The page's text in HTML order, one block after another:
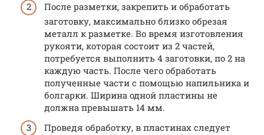
После разметки, закрепить и обработать
заготовку, максимально близко обрезая
металл к разметке. Во время изготовления
рукояти, которая состоит из 2 частей,
потребуется выполнить 4 заготовки, по 2 на
каждую часть. После чего обработать
полученные части с помощью напильника и
болгарки. Ширина одной пластины не
должна превышать 14 мм.
Проведя обработку, в пластинах следует